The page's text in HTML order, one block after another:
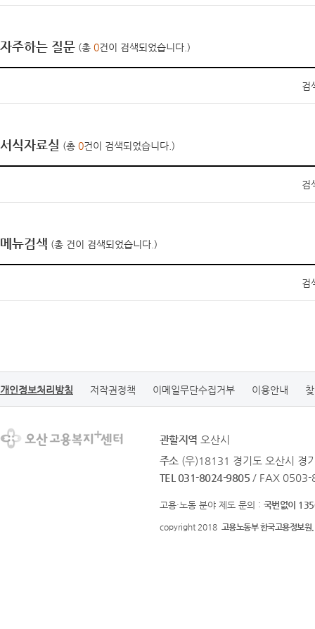
자주하는 질문 (총 0건이 검색되었습니다.)
검
서식자료실 (총 0건이 검색되었습니다.)
검
메뉴검색 (총 건이 검색되었습니다.)
검
개인정보처리방침 저작권정책 이메일무단수집거부 이용안내
관할지역 오산시
주소 (우)18131 경기도 오산시 경
TEL 031-8024-9805 / FAX
고용·노동 분야 제도 문의 : 국번없이
copyright 2018 고용노동부 한국고용정보원.